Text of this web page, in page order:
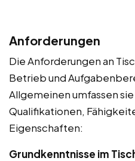
Anforderungen
Die Anforderungen an
Betrieb und
Allgemeinen umfassen
Qualifikationen,
Eigenschaften:
Grundkenntnisse im